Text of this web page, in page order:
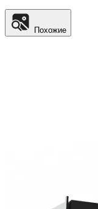
Похожие